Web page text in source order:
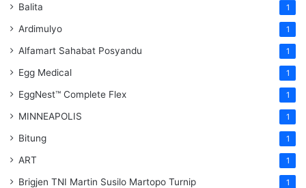
Balita 1
Ardimulyo 1
Alfamart Sahabat Posyandu 1
Egg Medical 1
EggNest™ Complete Flex 1
MINNEAPOLIS 1
Bitung 1
ART 1
Brigjen TNI Martin Susilo Martopo Turnip 1